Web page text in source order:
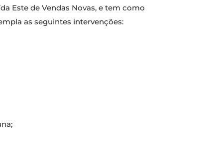
Este de Vendas Novas, e tem como
as seguintes intervenções: